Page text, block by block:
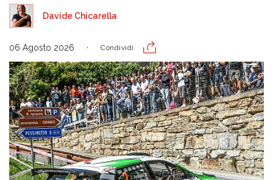
Davide Chicarella
06 Agosto 2026 Condividi